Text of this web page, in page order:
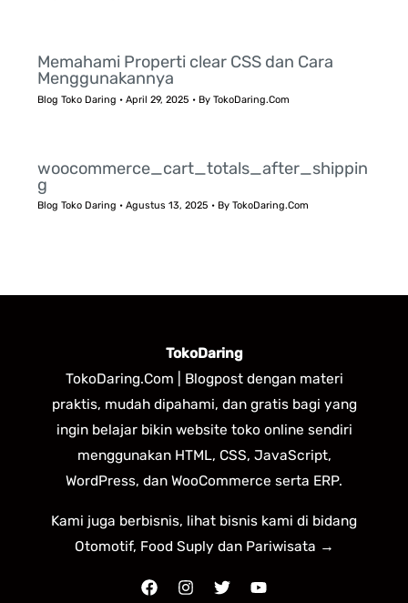
Memahami Properti clear CSS dan Cara
Menggunakannya
Blog Toko Daring •April 29, 2025 • ByTokoDaring.Com
woocommerce_cart_totals_after_shippin
g
Blog Toko Daring •Agustus 13, 2025 • ByTokoDaring.Com
TokoDaring
TokoDaring.Com | Blogpost dengan materi
praktis, mudah dipahami, dan gratis bagi yang
ingin belajar bikin website toko online sendiri
menggunakan HTML, CSS, JavaScript,
WordPress, dan WooCommerce serta ERP.
Kami juga berbisnis, lihat bisnis kami di bidang
Otomotif, Food Suply dan Pariwisata →